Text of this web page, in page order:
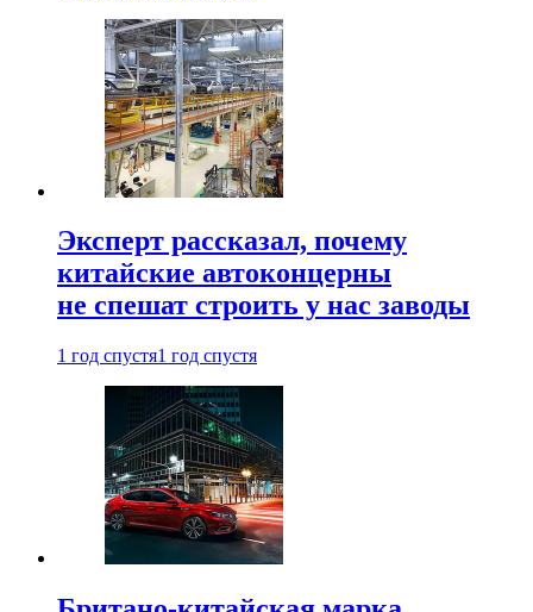
Эксперт рассказал, почему
китайские автоконцерны
не спешат строить у нас заводы
1 год спустя1 год спустя